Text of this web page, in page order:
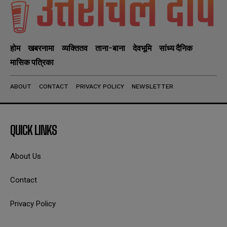
होम खबरनामा व्यक्तितव ताना-बाना देवभूमि
सांध्य दैनिक
मासिक पत्रिका
ABOUT CONTACT PRIVACY POLICY NEWSLETTER
QUICK LINKS
About Us
Contact
Privacy Policy